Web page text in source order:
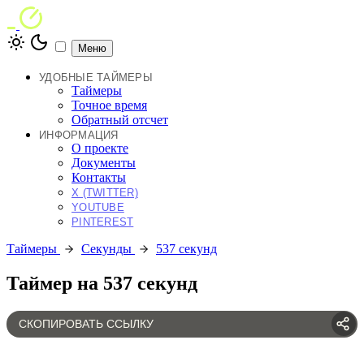
Меню
УДОБНЫЕ ТАЙМЕРЫ
Таймеры
Точное время
Обратный отсчет
ИНФОРМАЦИЯ
О проекте
Документы
Контакты
X (TWITTER)
YOUTUBE
PINTEREST
Таймеры Секунды 537 секунд
Таймер на 537 секунд
СКОПИРОВАТЬ ССЫЛКУ